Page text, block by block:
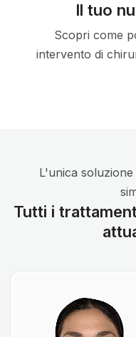
Il tuo
Scopri come
intervento di
L'unica
Tutti i